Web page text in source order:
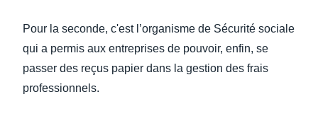
Pour la seconde, c'est l’organisme de Sécurité sociale
qui a permis aux entreprises de pouvoir, enfin, se
passer des reçus papier dans la gestion des frais
professionnels.